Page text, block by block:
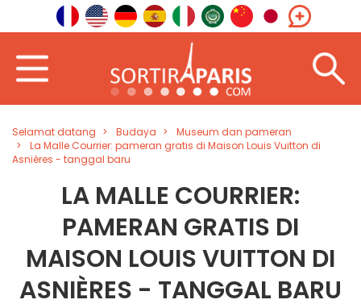
Selamat datang Budaya
Museum dan pameran
La Malle Courrier: pameran gratis di Maison Louis Vuitton di
Asnières - tanggal baru
LA MALLE COURRIER:
PAMERAN GRATIS DI
MAISON LOUIS VUITTON DI
ASNIÈRES - TANGGAL BARU